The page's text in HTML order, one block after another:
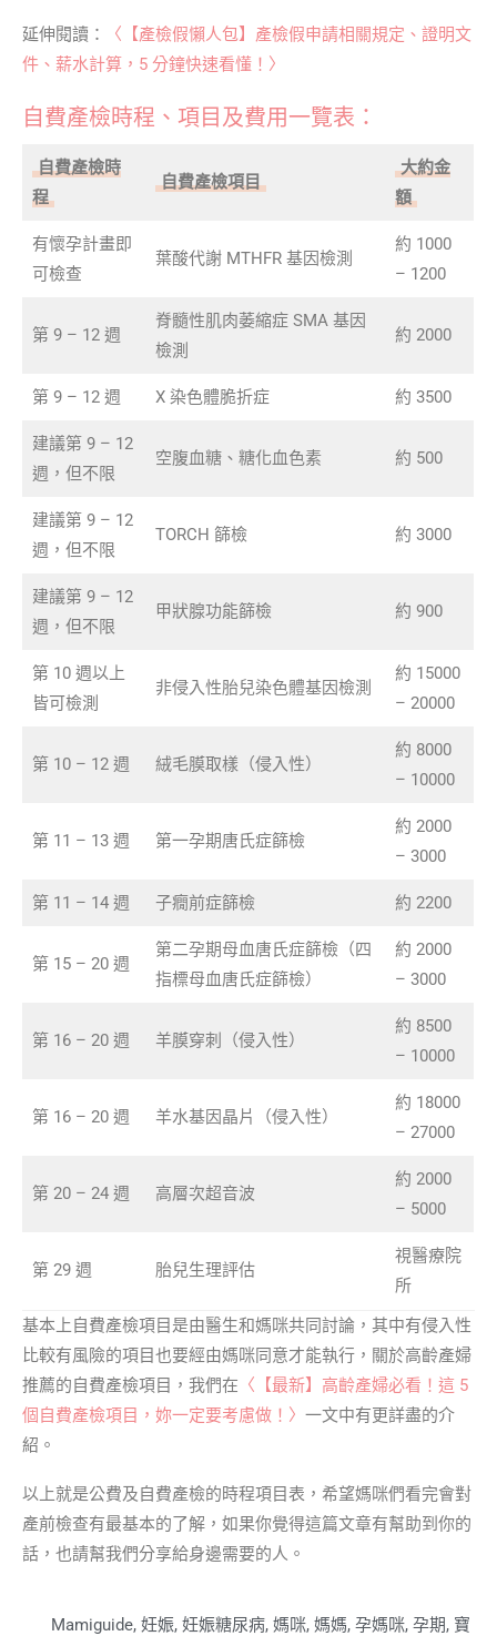
延伸閱讀：
〈【產檢假懶人包】產檢假申請相關規定、證明文
件、薪水計算，5 分鐘快速看懂！〉
自費產檢時程、項目及費用一覽表：
自費產檢時
程
自費產檢項目
大約金
額
有懷孕計畫即
可檢查
葉酸代謝 MTHFR 基因檢測
約 1000
– 1200
第 9 – 12 週
脊髓性肌肉萎縮症 SMA 基因
檢測
約 2000
第 9 – 12 週 X 染色體脆折症 約 3500
建議第 9 – 12
週，但不限
空腹血糖、糖化血色素 約 500
建議第 9 – 12
週，但不限
TORCH 篩檢 約 3000
建議第 9 – 12
週，但不限
甲狀腺功能篩檢 約 900
第 10 週以上
皆可檢測
非侵入性胎兒染色體基因檢測
約 15000
– 20000
第 10 – 12 週 絨毛膜取樣（侵入性）
約 8000
– 10000
第 11 – 13 週 第一孕期唐氏症篩檢
約 2000
– 3000
第 11 – 14 週 子癇前症篩檢 約 2200
第 15 – 20 週
第二孕期母血唐氏症篩檢（四
指標母血唐氏症篩檢）
約 2000
– 3000
第 16 – 20 週 羊膜穿刺（侵入性）
約 8500
– 10000
第 16 – 20 週 羊水基因晶片（侵入性）
約 18000
– 27000
第 20 – 24 週 高層次超音波
約 2000
– 5000
第 29 週 胎兒生理評估
視醫療院
所
基本上自費產檢項目是由醫生和媽咪共同討論，其中有侵入性
比較有風險的項目也要經由媽咪同意才能執行，關於高齡產婦
推薦的自費產檢項目，我們在 〈【最新】高齡產婦必看！這 5
個自費產檢項目，妳一定要考慮做！〉 一文中有更詳盡的介
紹。
以上就是公費及自費產檢的時程項目表，希望媽咪們看完會對
產前檢查有最基本的了解，如果你覺得這篇文章有幫助到你的
話，也請幫我們分享給身邊需要的人。
Mamiguide, 妊娠, 妊娠糖尿病, 媽咪, 媽媽, 孕媽咪, 孕期, 寶